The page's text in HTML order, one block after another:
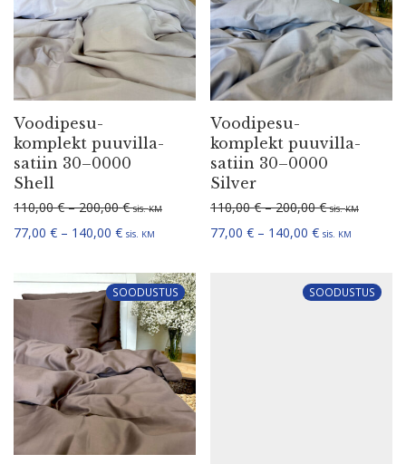
Voodi­pe­su­
komplekt puuvil­la­
satiin 30–0000
Shell
110,00€ – 200,00 Hinna­va­hemik: 110,00 € kuni 200,00 €
77,00€ – 140,00€Hinna­va­hemik: 77,00 € kuni 140,00 €
sis.KM
Voodi­pe­su­
komplekt puuvil­la­
satiin 30–0000
Silver
110,00€ – 200,00
77,00€ – 140,00€ sis.KM
SOODUSTUS
Voodi­pe­su­
komplekt puuvil­la­
satiin 30–0000
Chocolate
SOODUSTUS